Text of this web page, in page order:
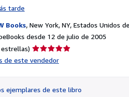
tarde
Books, New York, NY, Estados Unidos
desde 12 de julio de 2005
Calificación
de este vendedor
ejemplares de este libro